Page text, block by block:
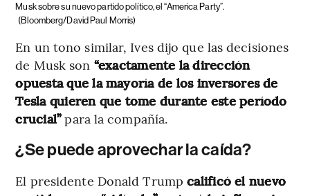
Musk sobre su nuevo partido político, el “America Party”.
(Bloomberg/David Paul Morris)
En un tono similar, Ives dijo que las decisiones
de Musk son “exactamente la dirección
opuesta que la mayoría de los inversores de
Tesla quieren que tome durante este período
crucial”para la compañía.
¿Se puede aprovechar la caída?
El presidente Donald Trumpcalificó el nuevo